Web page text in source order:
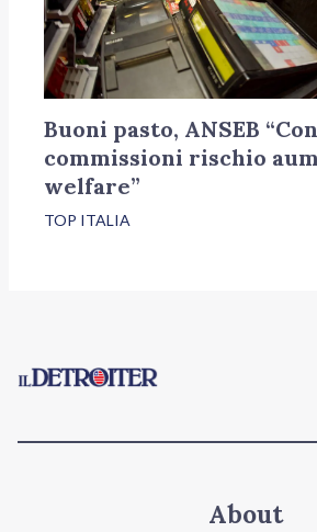
Buoni pasto, ANSEB
commissioni rischio
welfare”
TOP ITALIA
About